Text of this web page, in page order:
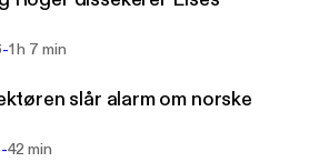
-1 h 7 min
slår alarm om norske
-42 min